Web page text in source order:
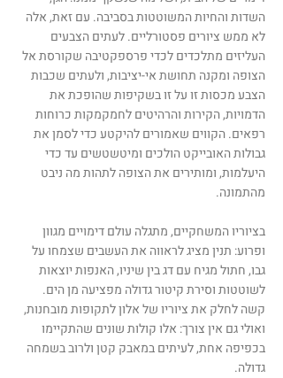
השדות והחיות המשוטטות בסביבה. עם זאת, אלה
לא ממש ציורים פסטורליים. לעתים הצבעים
העליזים מתלכדים לכדי פרספקטיבה שקורסת אל
הצופה ומקנה תחושת אי-יציבות, ולעתים שכבות
הצבע מכסות זו על זו בשקיפות שהופכת את
הדמויות, הקירות והרהיטים לחמקמקות כרוחות
רפאים. הקווים שאמורים להיקטע כדי לסמן את
גבולות האובייקט הולכים ומיטשטשים עד כדי
היעלמות, ומותירים את הצופה לתהות מה ניבט
מהתמונה.
בציוריו המשחקיים, מתגלה עולם דימויים מגוון
ופרוע: תנין מציג לראווה את העשבים שצמחו על
גבו, חתול מגיח עם דג בין שיניו, האנפות יוצאות
לשוטטות וסירת קיטור גדולה מפציעה מן הים.
קשה לחלק את ציוריו של אלון לתקופות מובחנות,
ואולי גם אין צורך: אלו קולות שונים שהתקיימו
בכפיפה אחת, לעיתים במאבק קטן ולרוב בשמחה
גדולה.